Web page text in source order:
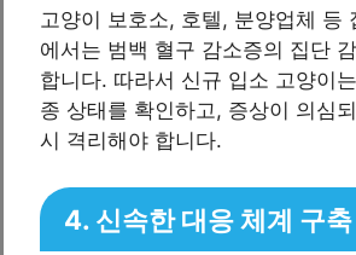
고양이 보호소, 호텔, 분양업체 등
에서는 범백 혈구 감소증의 집단
합니다. 따라서 신규 입소 고양이
종 상태를 확인하고, 증상이 의심
시 격리해야 합니다.
4. 신속한 대응 체계 구축